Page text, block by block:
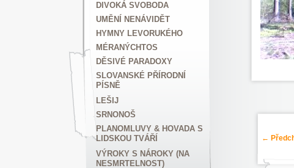
DIVOKÁ SVOBODA
UMĚNÍ NENÁVIDĚT
HYMNY LEVORUKÉHO
MÉRANÝCHTOS
DĚSIVÉ PARADOXY
SLOVANSKÉ PŘÍRODNÍ
PÍSNĚ
LEŠIJ
SRNONOŠ
PLANOMLUVY & HOVADA S
LIDSKOU TVÁŘÍ
VÝROKY S NÁROKY (NA
NESMRTELNOST)
←